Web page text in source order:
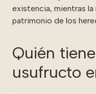
existencia, mientras la
patrimonio de los
Quién
usufructo